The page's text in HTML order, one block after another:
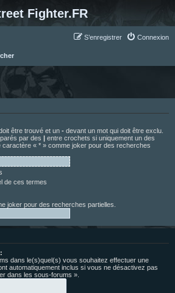
Fighter.FR
Connexion
S’enregistrer
être trouvé et un - devant un mot qui doit être exclu.
par des | entre crochets si uniquement un des
caractère « * » comme joker pour des recherches
de ces termes
joker pour des recherches partielles.
dans le(s)quel(s) vous souhaitez effectuer une
automatiquement inclus si vous ne désactivez pas
dans les sous-forums ».